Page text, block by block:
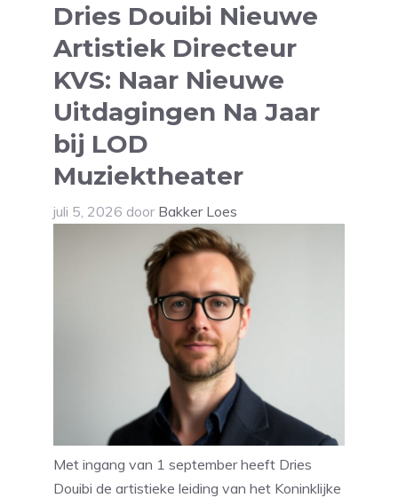
Dries Douibi Nieuwe
Artistiek Directeur
KVS: Naar Nieuwe
Uitdagingen Na Jaar
bij LOD
Muziektheater
juli 5, 2026 door Bakker Loes
Met ingang van 1 september heeft Dries
Douibi de artistieke leiding van het Koninklijke